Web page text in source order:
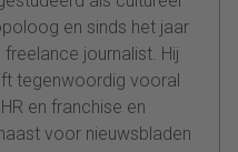
en sinds het jaar
freelance journalist. Hij
tegenwoordig vooral
en franchise en
voor nieuwsbladen